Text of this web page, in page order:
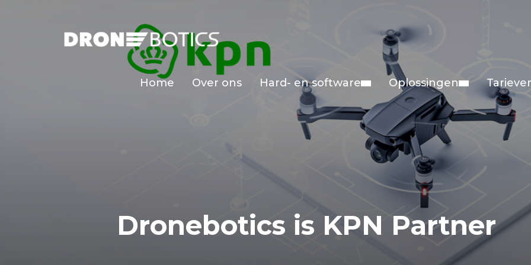
Home Over ons Hard- en software Oplossingen
Dronebotics is KPN Partner